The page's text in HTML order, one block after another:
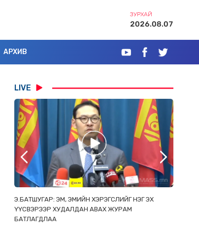
ЗУРХАЙ
2026.08.07
АРХИВ
LIVE
Э.БАТШУГАР: ЭМ, ЭМИЙН ХЭРЭГСЛИЙГ НЭГ ЭХ
ҮҮСВЭРЭЭР ХУДАЛДАН АВАХ ЖУРАМ
БАТЛАГДЛАА